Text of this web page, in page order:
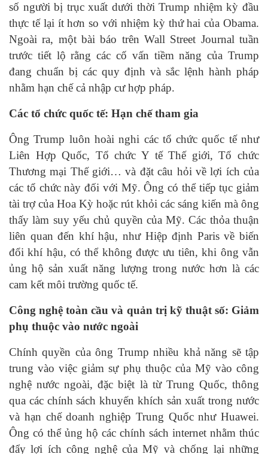
số người bị trục xuất dưới thời Trump nhiệm kỳ đầu
thực tế lại ít hơn so với nhiệm kỳ thứ hai của Obama.
Ngoài ra, một bài báo trên Wall Street Journal tuần
trước tiết lộ rằng các cố vấn tiềm năng của Trump
đang chuẩn bị các quy định và sắc lệnh hành pháp
nhằm hạn chế cả nhập cư hợp pháp.
Các tổ chức quốc tế: Hạn chế tham gia
Ông Trump luôn hoài nghi các tổ chức quốc tế như
Liên Hợp Quốc, Tổ chức Y tế Thế giới, Tổ chức
Thương mại Thế giới… và đặt câu hỏi về lợi ích của
các tổ chức này đối với Mỹ. Ông có thể tiếp tục giảm
tài trợ của Hoa Kỳ hoặc rút khỏi các sáng kiến mà ông
thấy làm suy yếu chủ quyền của Mỹ. Các thỏa thuận
liên quan đến khí hậu, như Hiệp định Paris về biến
đổi khí hậu, có thể không được ưu tiên, khi ông vẫn
ủng hộ sản xuất năng lượng trong nước hơn là các
cam kết môi trường quốc tế.
Công nghệ toàn cầu và quản trị kỹ thuật số: Giảm
phụ thuộc vào nước ngoài
Chính quyền của ông Trump nhiều khả năng sẽ tập
trung vào việc giảm sự phụ thuộc của Mỹ vào công
nghệ nước ngoài, đặc biệt là từ Trung Quốc, thông
qua các chính sách khuyến khích sản xuất trong nước
và hạn chế doanh nghiệp Trung Quốc như Huawei.
Ông có thể ủng hộ các chính sách internet nhằm thúc
đẩy lợi ích công nghệ của Mỹ và chống lại những